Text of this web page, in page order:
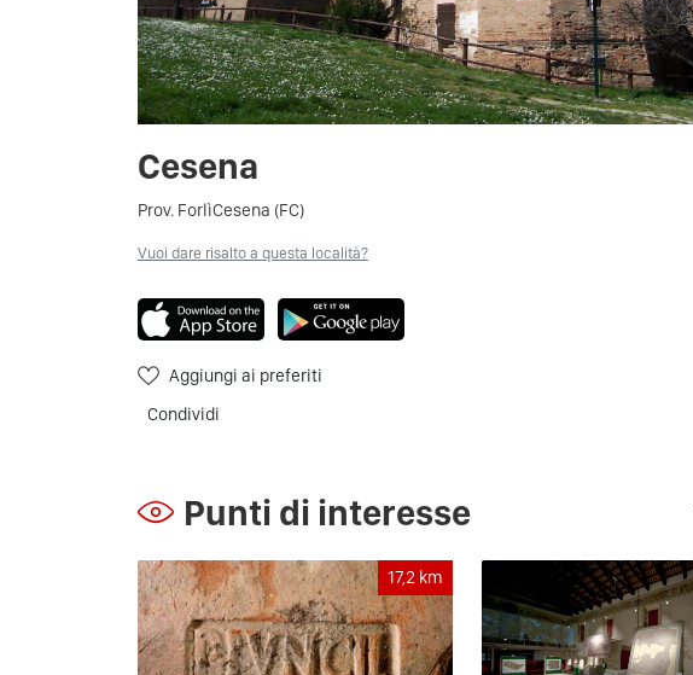
Cesena
Prov. ForlìCesena (FC)
Vuoi dare risalto a questa località?
Aggiungi ai preferiti
Condividi
Punti di interesse
17,2 km